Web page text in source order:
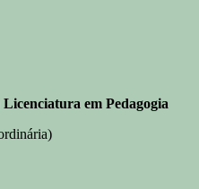
em Pedagogia